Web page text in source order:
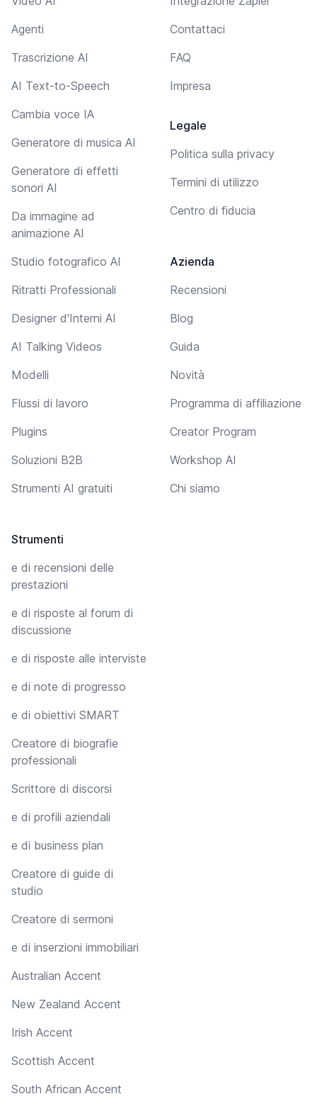
Agenti
Trascrizione AI
AI Text-to-Speech
Cambia voce IA
Generatore di musica AI
Generatore di effetti
sonori AI
Da immagine ad
animazione AI
Studio fotografico AI
Ritratti Professionali
Designer d'Interni AI
AI Talking Videos
Modelli
Flussi di lavoro
Plugins
Soluzioni B2B
Strumenti AI gratuiti
Strumenti
e di recensioni delle
prestazioni
e di risposte al forum di
discussione
e di risposte alle interviste
e di note di progresso
e di obiettivi SMART
Creatore di biografie
professionali
Scrittore di discorsi
e di profili aziendali
e di business plan
Creatore di guide di
studio
Creatore di sermoni
e di inserzioni immobiliari
Australian Accent
New Zealand Accent
Irish Accent
Scottish Accent
South African Accent
Contattaci
FAQ
Impresa
Legale
Politica sulla privacy
Termini di utilizzo
Centro di fiducia
Azienda
Recensioni
Blog
Guida
Novità
Programma di affiliazione
Creator Program
Workshop AI
Chi siamo